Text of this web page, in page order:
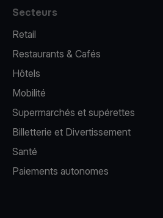
Secteurs
Retail
Restaurants & Cafés
Hôtels
Mobilité
Supermarchés et supérettes
Billetterie et Divertissement
Santé
Paiements autonomes